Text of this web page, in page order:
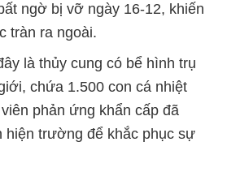
ngờ bị vỡ ngày 16-12, khiến
tràn ra ngoài.
là thủy cung có bể hình trụ
chứa 1.500 con cá nhiệt
phản ứng khẩn cấp đã
hiện trường để khắc phục sự